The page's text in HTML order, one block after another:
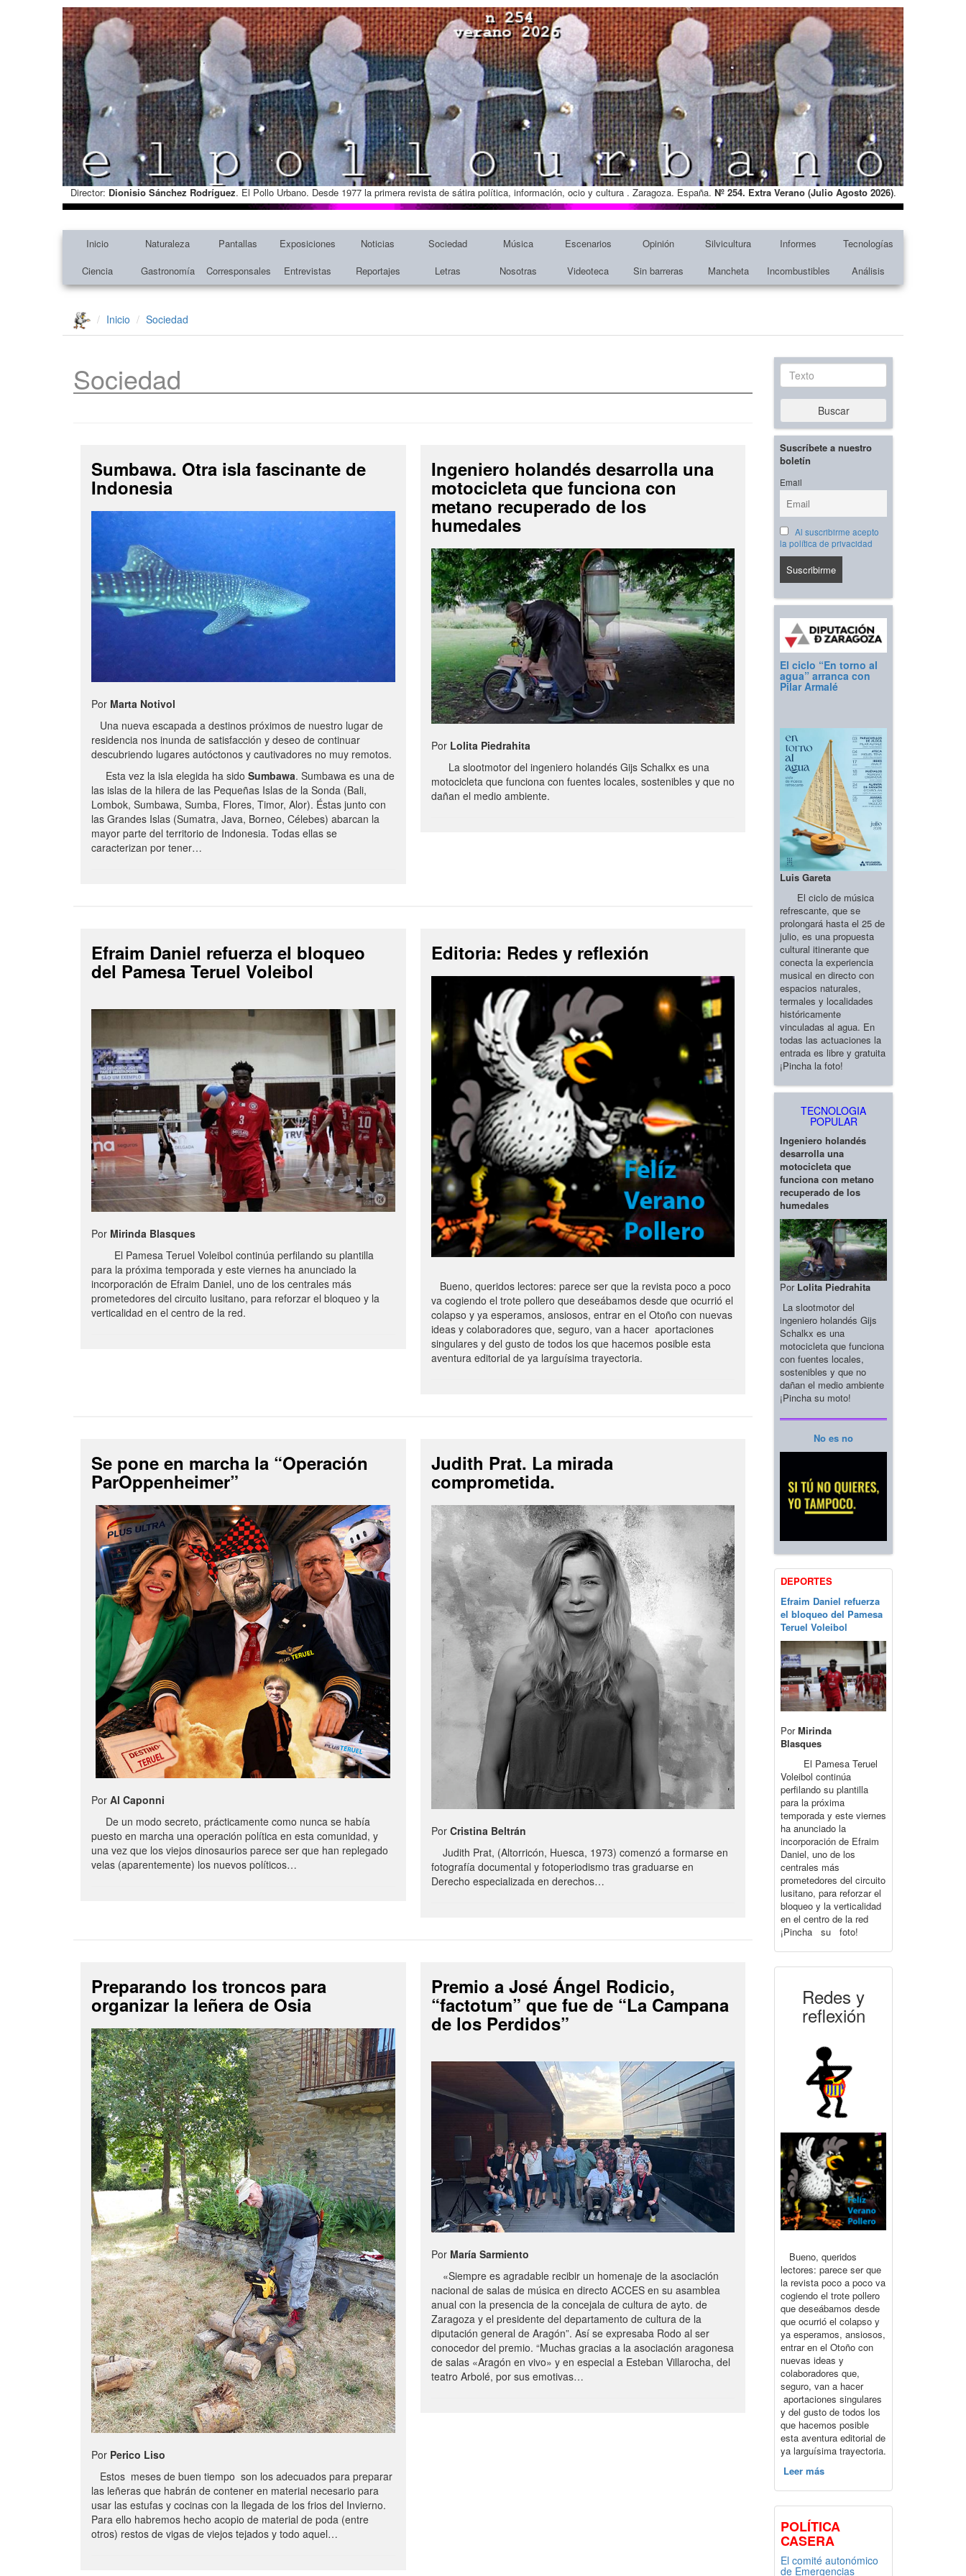
Director: Dionisio Sánchez Rodríguez. El Pollo Urbano. Desde 1977 la primera revista de sátira política, información, ocio y cultura . Zaragoza. España. Nº 254. Extra Verano (Julio Agosto 2026).
Inicio Naturaleza Pantallas Exposiciones Noticias Sociedad Música Escenarios Opinión Silvicultura Informes
Tecnologías
Ciencia
Gastronomía Corresponsales Entrevistas Reportajes Letras Nosotras Videoteca Sin barreras Mancheta Incombustibles Análisis
Inicio Sociedad
Sociedad
Sumbawa. Otra isla fascinante de
Indonesia
Por Marta Notivol
Una nueva escapada a destinos próximos de nuestro lugar de
residencia nos inunda de satisfacción y deseo de continuar
descubriendo lugares autóctonos y cautivadores no muy remotos.
Esta vez la isla elegida ha sido Sumbawa. Sumbawa es una de
las islas de la hilera de las Pequeñas Islas de la Sonda (Bali,
Lombok, Sumbawa, Sumba, Flores, Timor, Alor). Éstas junto con
las Grandes Islas (Sumatra, Java, Borneo, Célebes) abarcan la
mayor parte del territorio de Indonesia. Todas ellas se
caracterizan por tener…
Ingeniero holandés desarrolla una
motocicleta que funciona con
metano recuperado de los
humedales
Por Lolita Piedrahita
La slootmotor del ingeniero holandés Gijs Schalkx es una
motocicleta que funciona con fuentes locales, sostenibles y que no
dañan el medio ambiente.
Efraim Daniel refuerza el bloqueo
del Pamesa Teruel Voleibol
Por Mirinda Blasques
El Pamesa Teruel Voleibol continúa perfilando su plantilla
para la próxima temporada y este viernes ha anunciado la
incorporación de Efraim Daniel, uno de los centrales más
prometedores del circuito lusitano, para reforzar el bloqueo y la
verticalidad en el centro de la red.
Editoria: Redes y reflexión
Bueno, queridos lectores: parece ser que la revista poco a poco
va cogiendo el trote pollero que deseábamos desde que ocurrió el
colapso y ya esperamos, ansiosos, entrar en el Otoño con nuevas
ideas y colaboradores que, seguro, van a hacer aportaciones
singulares y del gusto de todos los que hacemos posible esta
aventura editorial de ya larguísima trayectoria.
Se pone en marcha la “Operación
ParOppenheimer”
Por Al Caponni
De un modo secreto, prácticamente como nunca se había
puesto en marcha una operación política en esta comunidad, y
una vez que los viejos dinosaurios parece ser que han replegado
velas (aparentemente) los nuevos políticos…
Judith Prat. La mirada
comprometida.
PorCristina Beltrán
Judith Prat, (Altorricón, Huesca, 1973) comenzó a formarse en
fotografía documental y fotoperiodismo tras graduarse en
Derecho especializada en derechos…
Preparando los troncos para
organizar la leñera de Osia
Por Perico Liso
Estos meses de buen tiempo son los adecuados para preparar
las leñeras que habrán de contener en material necesario para
usar las estufas y cocinas con la llegada de los frios del Invierno.
Para ello habremos hecho acopio de material de poda (entre
otros) restos de vigas de viejos tejados y todo aquel…
Premio a José Ángel Rodicio,
“factotum” que fue de “La Campana
de los Perdidos”
Por María Sarmiento
«Siempre es agradable recibir un homenaje de la asociación
nacional de salas de música en directo ACCES en su asamblea
anual con la presencia de la concejala de cultura de ayto. de
Zaragoza y el presidente del departamento de cultura de la
diputación general de Aragón”. Así se expresaba Rodo al ser
conocedor del premio. “Muchas gracias a la asociación aragonesa
de salas «Aragón en vivo» y en especial a Esteban Villarocha, del
teatro Arbolé, por sus emotivas…
Texto
Buscar
Suscríbete a nuestro
boletín
Email
Al suscribirme acepto
la política de privacidad
El ciclo “En torno al
agua” arranca con
Pilar Armalé
Luis Gareta
El ciclo de música
refrescante, que se
prolongará hasta el 25 de
julio, es una propuesta
cultural itinerante que
conecta la experiencia
musical en directo con
espacios naturales,
termales y localidades
históricamente
vinculadas al agua. En
todas las actuaciones la
entrada es libre y gratuita
¡Pincha la foto!
TECNOLOGIA
POPULAR
Ingeniero holandés
desarrolla una
motocicleta que
funciona con metano
recuperado de los
humedales
Por Lolita Piedrahita
La slootmotor del
ingeniero holandés Gijs
Schalkx es una
motocicleta que funciona
con fuentes locales,
sostenibles y que no
dañan el medio ambiente
¡Pincha su moto!
No es no
DEPORTES
Efraim Daniel refuerza
el bloqueo del Pamesa
Teruel Voleibol
PorMirinda
Blasques
El Pamesa Teruel
Voleibol continúa
perfilando su plantilla
para la próxima
temporada y este viernes
ha anunciado la
incorporación de Efraim
Daniel, uno de los
centrales más
prometedores del circuito
lusitano, para reforzar el
bloqueo y la verticalidad
en el centro de la red
¡Pincha su foto!
Redes y
reflexión
Bueno, queridos
lectores: parece ser que
la revista poco a poco va
cogiendo el trote pollero
que deseábamos desde
que ocurrió el colapso y
ya esperamos, ansiosos,
entrar en el Otoño con
nuevas ideas y
colaboradores que,
seguro, van a hacer
aportaciones singulares
y del gusto de todos los
que hacemos posible
esta aventura editorial de
ya larguísima trayectoria.
Leer más
POLÍTICA
CASERA
El comité autonómico
de Emergencias